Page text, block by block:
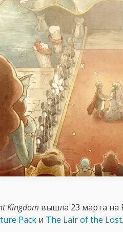
Kingdom вышла 23 марта на
Pack и The Lair of the Lost.